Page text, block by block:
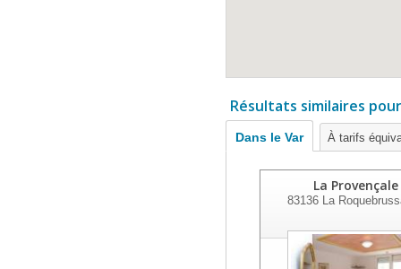
Résultats similaires
Dans le Var À tarifs
La Provençale
83136La